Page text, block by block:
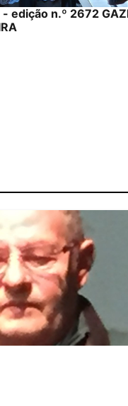
edição n.º 2672